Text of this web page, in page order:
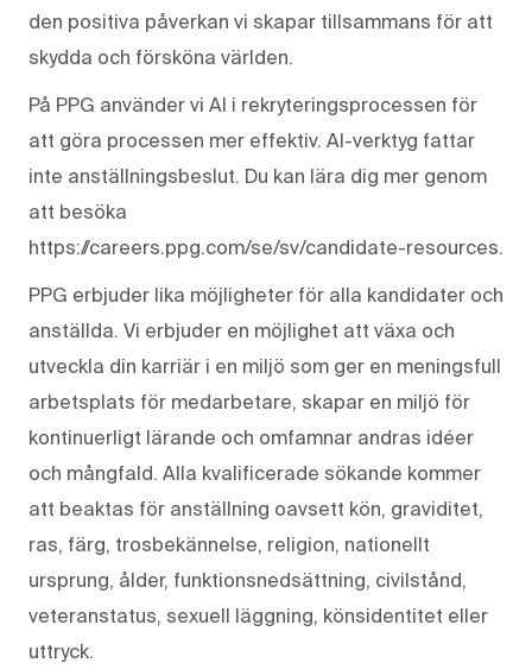
den positiva påverkan vi skapar tillsammans för att
skydda och försköna världen.
På PPG använder vi AI i rekryteringsprocessen för
att göra processen mer effektiv. AI-verktyg fattar
inte anställningsbeslut. Du kan lära dig mer genom
att besöka
https://careers.ppg.com/se/sv/candidate-resources.
PPG erbjuder lika möjligheter för alla kandidater och
anställda. Vi erbjuder en möjlighet att växa och
utveckla din karriär i en miljö som ger en meningsfull
arbetsplats för medarbetare, skapar en miljö för
kontinuerligt lärande och omfamnar andras idéer
och mångfald. Alla kvalificerade sökande kommer
att beaktas för anställning oavsett kön, graviditet,
ras, färg, trosbekännelse, religion, nationellt
ursprung, ålder, funktionsnedsättning, civilstånd,
veteranstatus, sexuell läggning, könsidentitet eller
uttryck.